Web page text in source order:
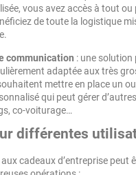
vous avez accès à tout ou
de toute la logistique
communication : une solution
adaptée aux très
mettre en place un
qui peut gérer
co-voiturage…
différentes
cadeaux d’entreprise peut